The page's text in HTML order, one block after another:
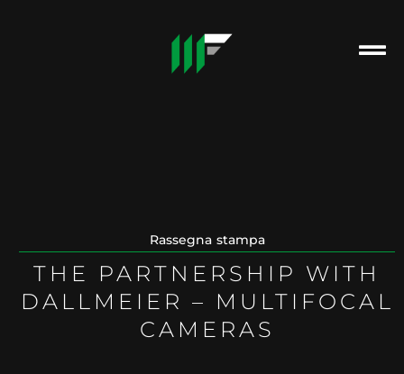
Rassegna stampa
THE PARTNERSHIP WITH
DALLMEIER – MULTIFOCAL
CAMERAS